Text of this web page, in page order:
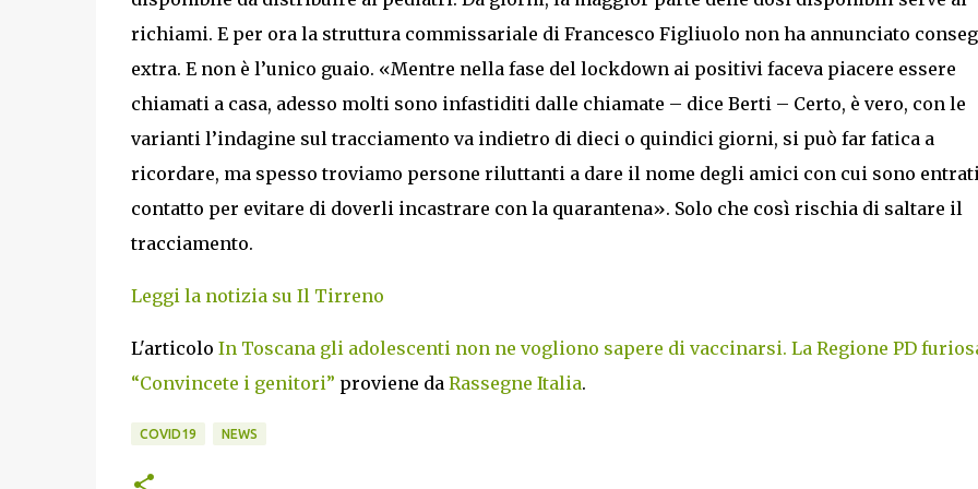
richiami. E per ora la struttura commissariale di Francesco Figliuolo non ha annunciato
extra. E non è l’unico guaio. «Mentre nella fase del lockdown ai positivi faceva piacere essere
chiamati a casa, adesso molti sono infastiditi dalle chiamate – dice Berti – Certo, è vero, con le
varianti l’indagine sul tracciamento va indietro di dieci o quindici giorni, si può far fatica a
ricordare, ma spesso troviamo persone riluttanti a dare il nome degli amici con cui sono
contatto per evitare di doverli incastrare con la quarantena». Solo che così rischia di saltare il
tracciamento.
Leggi la notizia su Il Tirreno
L'articolo In Toscana gli adolescenti non ne vogliono sapere di vaccinarsi. La Regione PD
“Convincete i genitori” proviene da Rassegne Italia.
COVID19 NEWS